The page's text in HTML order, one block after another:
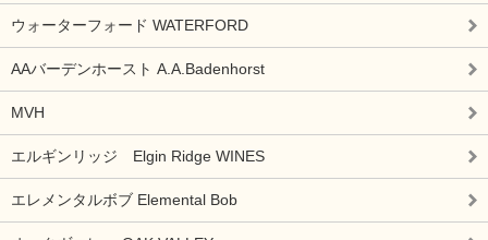
ウォーターフォード WATERFORD
AAバーデンホースト A.A.Badenhorst
MVH
エルギンリッジ Elgin Ridge WINES
エレメンタルボブ Elemental Bob